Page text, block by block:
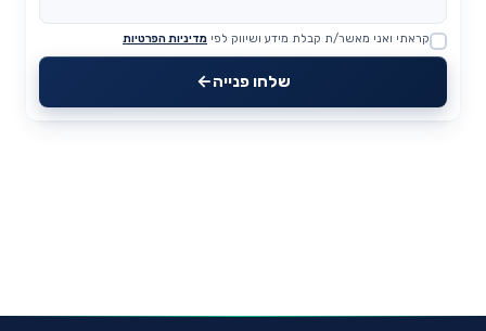
Website
קראתי ואני מאשר/ת קבלת מידע ושיווק לפי מדיניות הפרטיות
שלחו פנייה